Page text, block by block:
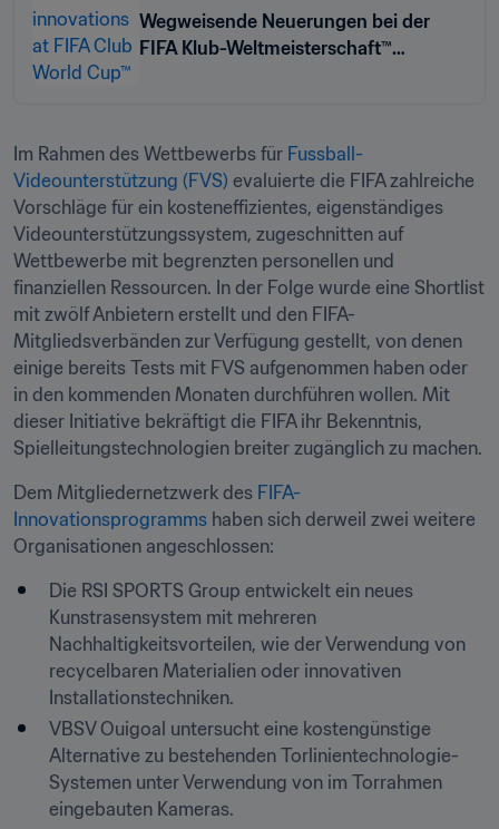
Wegweisende Neuerungen bei der
FIFA Klub-Weltmeisterschaft™
Im Rahmen des Wettbewerbs für Fussball-
Videounterstützung (FVS) evaluierte die FIFA zahlreiche
Vorschläge für ein kosteneffizientes, eigenständiges
Videounterstützungssystem, zugeschnitten auf
Wettbewerbe mit begrenzten personellen und
finanziellen Ressourcen. In der Folge wurde eine Shortlist
mit zwölf Anbietern erstellt und den FIFA-
Mitgliedsverbänden zur Verfügung gestellt, von denen
einige bereits Tests mit FVS aufgenommen haben oder
in den kommenden Monaten durchführen wollen. Mit
dieser Initiative bekräftigt die FIFA ihr Bekenntnis,
Spielleitungstechnologien breiter zugänglich zu machen.
Dem Mitgliedernetzwerk des FIFA-
Innovationsprogramms haben sich derweil zwei weitere
Organisationen angeschlossen:
Die RSI SPORTS Group entwickelt ein neues
Kunstrasensystem mit mehreren
Nachhaltigkeitsvorteilen, wie der Verwendung von
recycelbaren Materialien oder innovativen
Installationstechniken.
VBSV Ouigoal untersucht eine kostengünstige
Alternative zu bestehenden Torlinientechnologie-
Systemen unter Verwendung von im Torrahmen
eingebauten Kameras.